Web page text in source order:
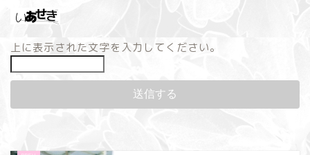
上に表示された文字を入力してください。